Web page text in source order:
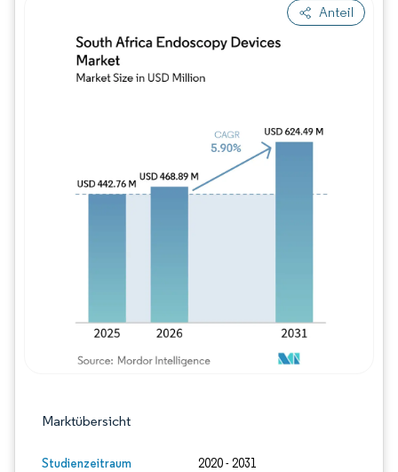
Anteil
Marktübersicht
Studienzeitraum 2020 - 2031